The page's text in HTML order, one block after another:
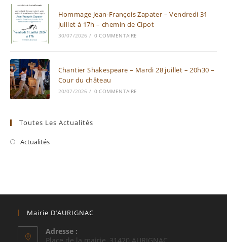
Hommage Jean-François Zapater – Vendredi 31
juillet à 17h – chemin de Cipot
30/07/2026 / 0 COMMENTAIRE
Chantier Shakespeare – Mardi 28 juillet – 20h30 –
Cour du château
20/07/2026 / 0 COMMENTAIRE
Toutes Les Actualités
Actualités
Mairie D’AURIGNAC
Adresse :